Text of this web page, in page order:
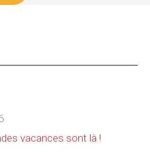
vacances sont là !